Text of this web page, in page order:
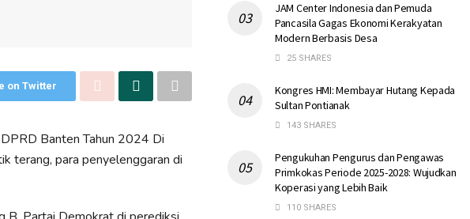
on Twitter
Banten Tahun 2024 Di
terang, para penyelenggaran di
JAM Center Indonesia dan Pemuda
Pancasila Gagas Ekonomi Kerakyatan
Modern Berbasis Desa
25 SHARES
Kongres HMI: Membayar Hutang Kepada
Sultan Pontianak
143 SHARES
Pengukuhan Pengurus dan Pengawas
Primkokas Periode 2025-2028: Wujudkan
Koperasi yang Lebih Baik
110 SHARES